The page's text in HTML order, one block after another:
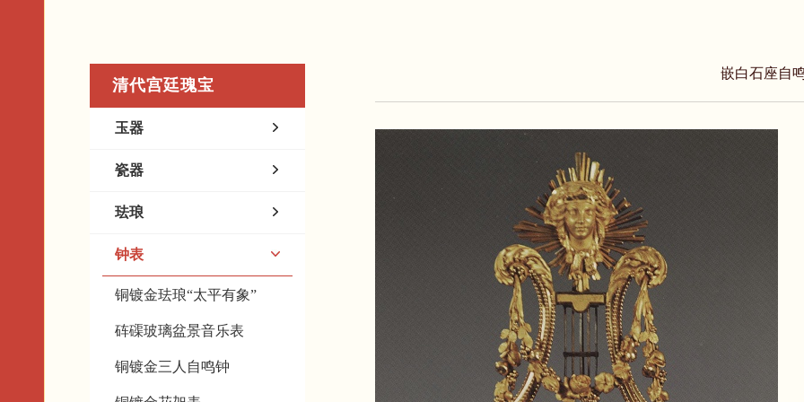
清代宫廷瑰宝
玉器
瓷器
珐琅
钟表
铜镀金珐琅“太平有象”
砗磲玻璃盆景音乐表
铜镀金三人自鸣钟
嵌白石座自